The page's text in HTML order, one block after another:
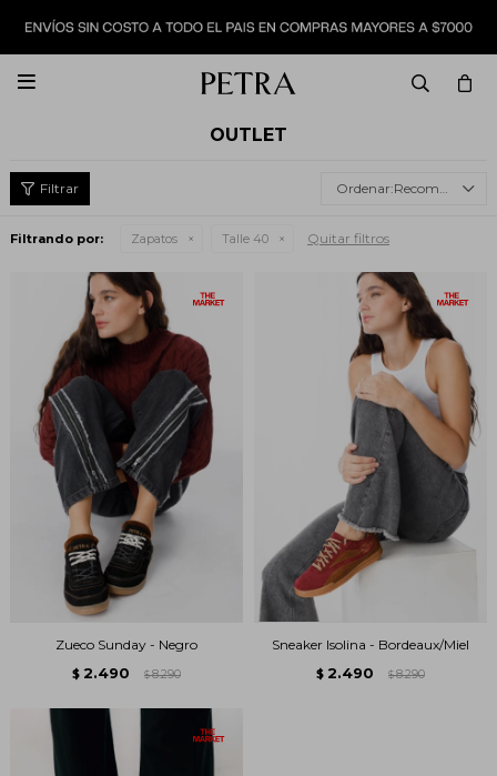

OUTLET
Recomendados
Filtrando por: Zapatos Talle 40 Quitar filtros
Zueco Sunday - Negro
$ 2.490 $ 8.290
Sneaker Isolina - Bordeaux/Miel
$ 2.490 $ 8.290